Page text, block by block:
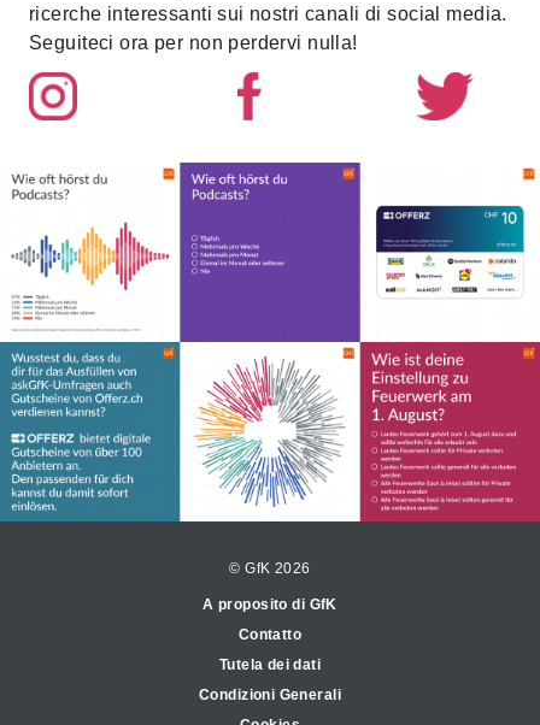
ricerche interessanti sui nostri canali di social media.
Seguiteci ora per non perdervi nulla!
© GfK 2026
A proposito di GfK
Contatto
Tutela dei dati
Condizioni Generali